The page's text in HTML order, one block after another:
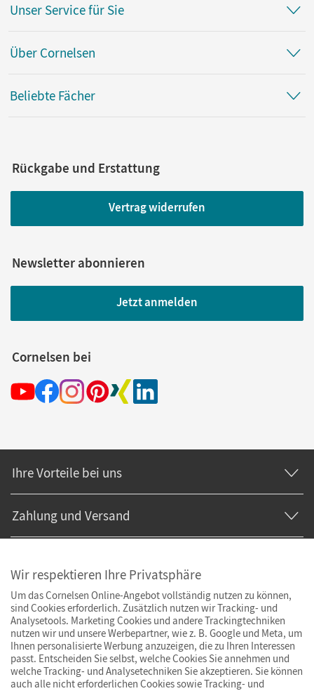
Unser Service für Sie
Über Cornelsen
Beliebte Fächer
Rückgabe und Erstattung
Vertrag widerrufen
Newsletter abonnieren
Jetzt anmelden
Cornelsen bei
Ihre Vorteile bei uns
Zahlung und Versand
Wir respektieren Ihre Privatsphäre
Um das Cornelsen Online-Angebot vollständig nutzen zu können,
sind Cookies erforderlich. Zusätzlich nutzen wir Tracking- und
Analysetools. Marketing Cookies und andere Trackingtechniken
nutzen wir und unsere Werbepartner, wie z. B. Google und Meta, um
Ihnen personalisierte Werbung anzuzeigen, die zu Ihren Interessen
passt. Entscheiden Sie selbst, welche Cookies Sie annehmen und
welche Tracking- und Analysetechniken Sie akzeptieren. Sie können
auch alle nicht erforderlichen Cookies sowie Tracking- und